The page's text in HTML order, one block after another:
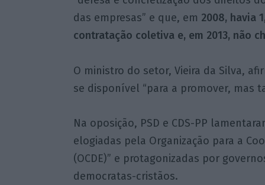
das empresas” e que, em 2008, havia
contratação coletiva e, em 2013, não
O ministro do setor, Vieira da Silva,
se disponível “para a promover, mas
Na oposição, PSD e CDS-PP
elogiadas pela Organização para a
(OCDE)” e protagonizadas por
democratas-cristãos.